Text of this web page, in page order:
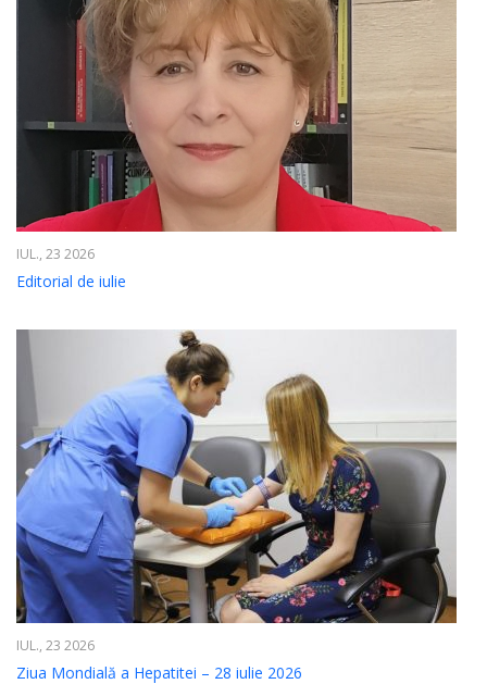
IUL., 23 2026
Editorial de iulie
IUL., 23 2026
Ziua Mondială a Hepatitei – 28 iulie 2026